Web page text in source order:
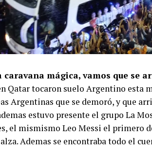
caravana mágica, vamos que se
Qatar tocaron suelo Argentino esta
Argentinas que se demoró, y que
estuvo presente el grupo La
el mismismo Leo Messi el primero
Ademas se encontraba todo el